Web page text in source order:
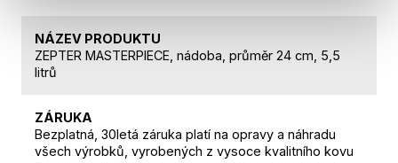
NÁZEV PRODUKTU
ZEPTER MASTERPIECE, nádoba, průměr 24 cm, 5,5
litrů
ZÁRUKA
Bezplatná, 30letá záruka platí na opravy a náhradu
všech výrobků, vyrobených z vysoce kvalitního kovu